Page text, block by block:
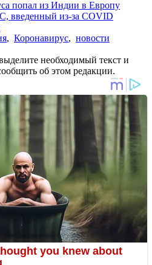
попал из Индии в Европу
из-за COVID
, Коронавирус, новости
необходимый текст и
об этом редакции.